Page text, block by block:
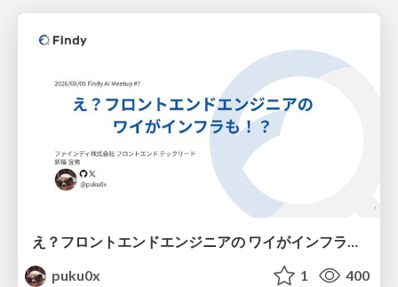
puku0x
1 400